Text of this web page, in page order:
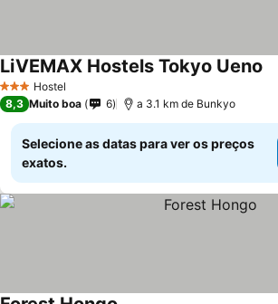
3 EstrelasHostel
LiVEMAX Hostels Tokyo Ueno
8,3 Muito boa 6 a 3.1 km de Bunkyo
Selecione as datas para ver os preços
exatos.